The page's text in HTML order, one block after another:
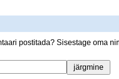
postitada? Sisestage oma